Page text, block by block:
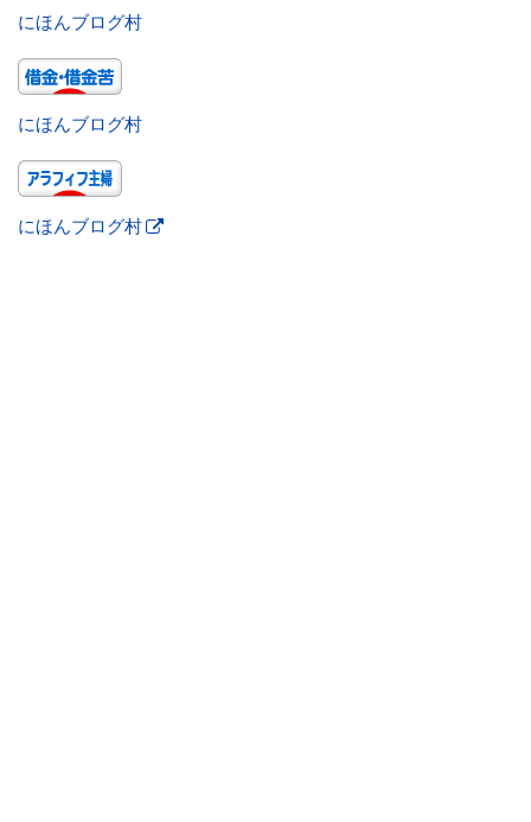
にほんブログ村
にほんブログ村
にほんブログ村